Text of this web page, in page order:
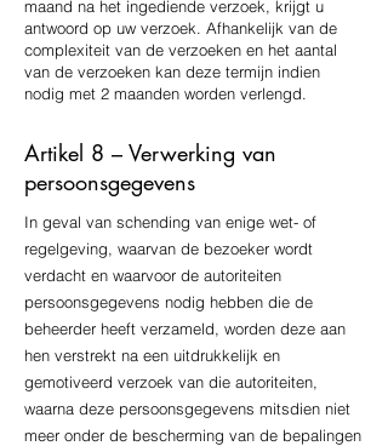
maand na het ingediende verzoek, krijgt u
antwoord op uw verzoek. Afhankelijk van de
complexiteit van de verzoeken en het aantal
van de verzoeken kan deze termijn indien
nodig met 2 maanden worden verlengd.
Artikel 8 – Verwerking van
persoonsgegevens
In geval van schending van enige wet- of
regelgeving, waarvan de bezoeker wordt
verdacht en waarvoor de autoriteiten
persoonsgegevens nodig hebben die de
beheerder heeft verzameld, worden deze aan
hen verstrekt na een uitdrukkelijk en
gemotiveerd verzoek van die autoriteiten,
waarna deze persoonsgegevens mitsdien niet
meer onder de bescherming van de bepalingen